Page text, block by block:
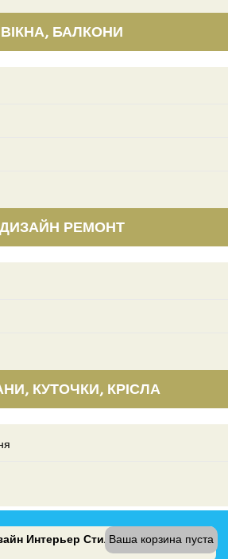
ВІКНА, БАЛКОНИ
ДИЗАЙН РЕМОНТ
КУТОЧКИ, КРІСЛА
Ваша корзина пуста
Интерьер Стиль